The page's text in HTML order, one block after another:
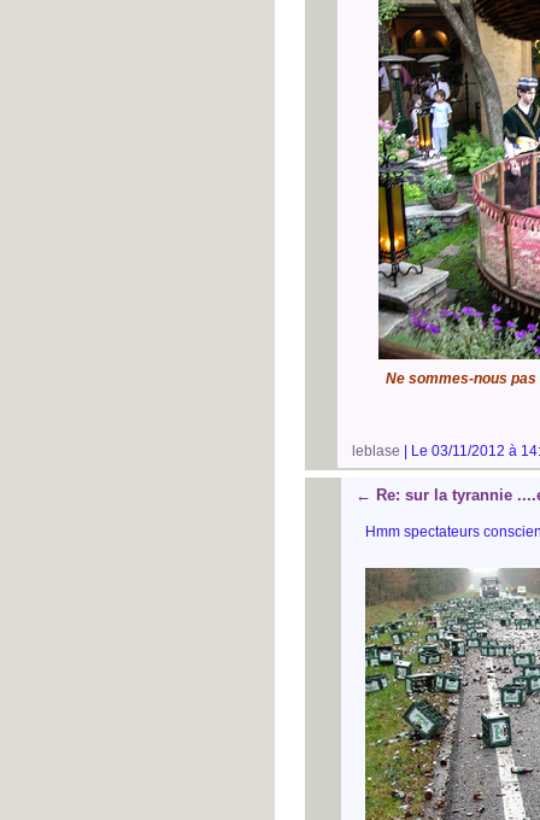
Ne sommes-nous
leblase | Le 03/11/2012 à
← Re: sur la tyrannie
Hmm spectateurs